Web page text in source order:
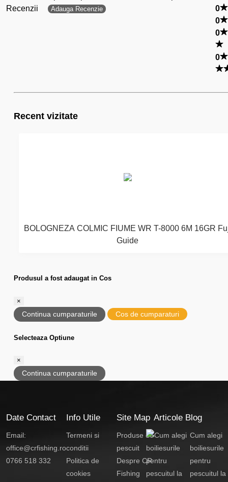
Recenzii
Adauga Recenzie
0
0
0
0
Recent vizitate
BOLOGNEZA COLMIC FIUME WR T-8000 6M 16GR
Guide
Produsul a fost adaugat in Cos
×
Continua cumparaturile Cos de cumparaturi
Selecteaza Optiune
×
Continua cumparaturile
Date Contact
Email:
office@crfishing.ro
0766 518 332
Info Utile
Termeni si
conditii
Politica de
cookies
Site Map
Produse de
pescuit
Despre CR
Fishing
Articole Blog
Cum alegi
boiliesurile
pentru
pescuitul la